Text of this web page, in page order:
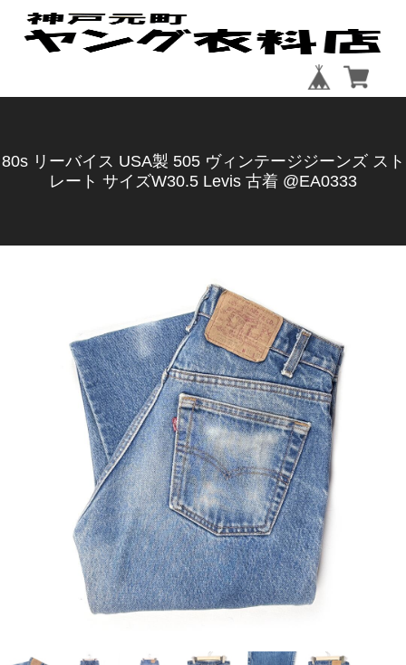
80s リーバイス USA製 505 ヴィンテージジーンズ スト
レート サイズW30.5 Levis 古着 @EA0333